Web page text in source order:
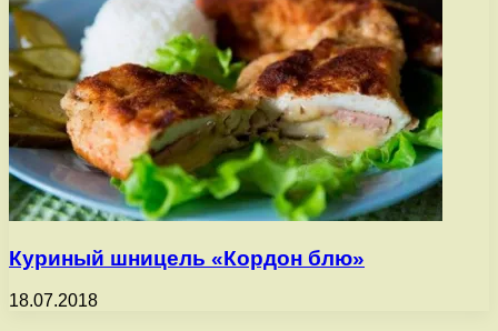
Куриный шницель «Кордон блю»
18.07.2018